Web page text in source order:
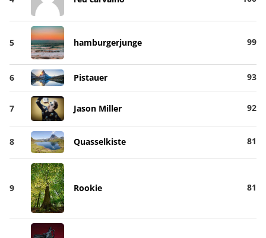
5 hamburgerjunge 99
6 Pistauer 93
7 Jason Miller 92
8 Quasselkiste 81
9 Rookie 81